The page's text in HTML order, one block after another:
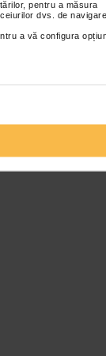
pentru a măsura
dvs. de navigare.
a vă configura
Mare cu 11 –
iar